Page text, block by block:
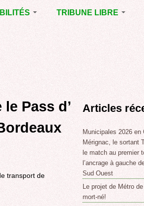
DOMAINE
REJOINT
:
DE PRESSE
CYCLABLE,
DE
RER
TRIBUNE LIBRE
POINT DE VUE
Pass d’
transport de
Articles
Municipales 2026 en
Mérignac, le sortant
le match au premier
l’ancrage à gauche
Sud Ouest
Le projet de Métro
mort-né!